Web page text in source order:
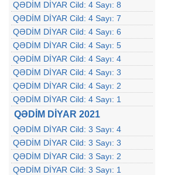
QƏDİM DİYAR Cild: 4 Sayı: 8
QƏDİM DİYAR Cild: 4 Sayı: 7
QƏDİM DİYAR Cild: 4 Sayı: 6
QƏDİM DİYAR Cild: 4 Sayı: 5
QƏDİM DİYAR Cild: 4 Sayı: 4
QƏDİM DİYAR Cild: 4 Sayı: 3
QƏDİM DİYAR Cild: 4 Sayı: 2
QƏDİM DİYAR Cild: 4 Sayı: 1
QƏDİM DİYAR 2021
QƏDİM DİYAR Cild: 3 Sayı: 4
QƏDİM DİYAR Cild: 3 Sayı: 3
QƏDİM DİYAR Cild: 3 Sayı: 2
QƏDİM DİYAR Cild: 3 Sayı: 1